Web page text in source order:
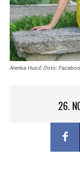
Alenka Husič (foto:
26.